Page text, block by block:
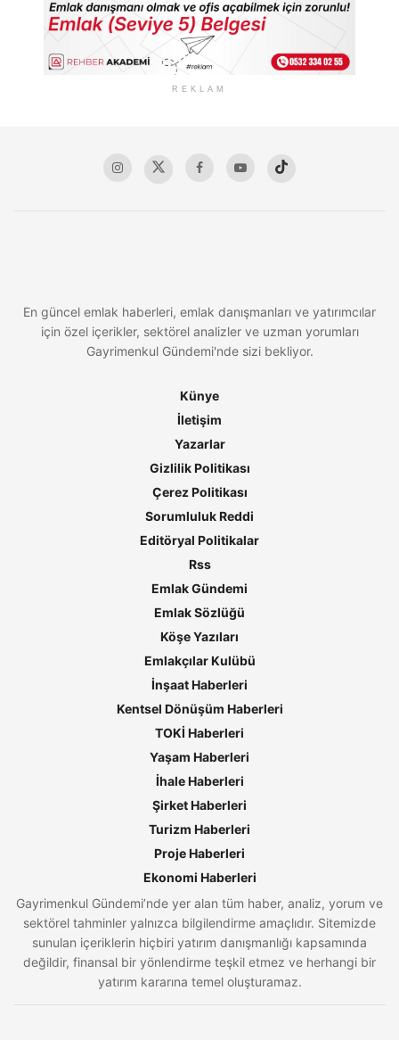
REKLAM
En güncel emlak haberleri, emlak danışmanları ve yatırımcılar
için özel içerikler, sektörel analizler ve uzman yorumları
Gayrimenkul Gündemi'nde sizi bekliyor.
Künye
İletişim
Yazarlar
Gizlilik Politikası
Çerez Politikası
Sorumluluk Reddi
Editöryal Politikalar
Rss
Emlak Gündemi
Emlak Sözlüğü
Köşe Yazıları
Emlakçılar Kulübü
İnşaat Haberleri
Kentsel Dönüşüm Haberleri
TOKİ Haberleri
Yaşam Haberleri
İhale Haberleri
Şirket Haberleri
Turizm Haberleri
Proje Haberleri
Ekonomi Haberleri
Gayrimenkul Gündemi’nde yer alan tüm haber, analiz, yorum ve
sektörel tahminler yalnızca bilgilendirme amaçlıdır. Sitemizde
sunulan içeriklerin hiçbiri yatırım danışmanlığı kapsamında
değildir, finansal bir yönlendirme teşkil etmez ve herhangi bir
yatırım kararına temel oluşturamaz.